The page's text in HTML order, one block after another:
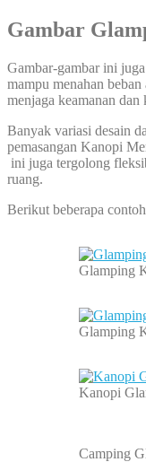
Gambar
Gambar-gambar ini
mampu menahan
menjaga keamanan
Banyak variasi desain
pemasangan Kanopi
ini juga tergolong
ruang.
Berikut beberapa
Glamping
Glamping
Kanopi
Camping